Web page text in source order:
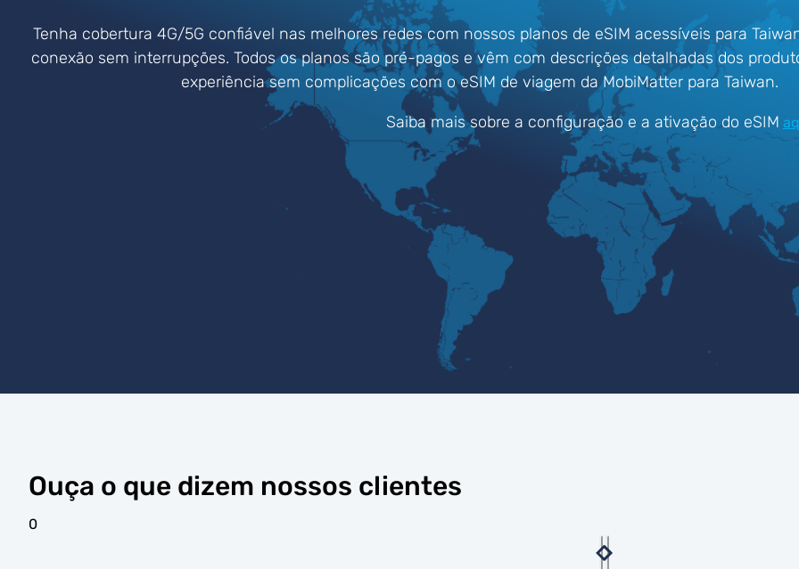
Tenha cobertura 4G/5G confiável nas melhores redes com nossos planos de eSIM acessíveis para
conexão sem interrupções. Todos os planos são pré-pagos e vêm com descrições detalhadas dos
experiência sem complicações com o eSIM de viagem da MobiMatter para Taiwan.
Saiba mais sobre a configuração e a ativação do eSIM
Ouça o que dizem nossos clientes
0